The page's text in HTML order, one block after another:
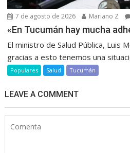
7 de agosto de 2026 Mariano Z
«En Tucumán hay mucha
El ministro de Salud Pública, Luis
gracias a esto tenemos una
Populares Salud Tucumán
LEAVE A COMMENT